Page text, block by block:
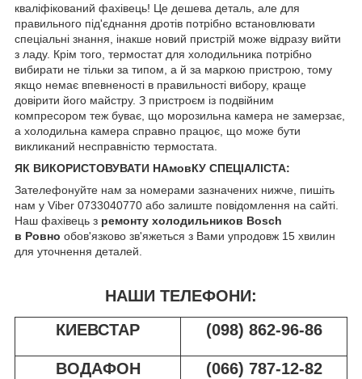
кваліфікований фахівець! Це дешева деталь, але для
правильного під'єднання дротів потрібно встановлювати
спеціальні знання, інакше новий пристрій може відразу вийти
з ладу. Крім того, термостат для холодильника потрібно
вибирати не тільки за типом, а й за маркою пристрою, тому
якщо немає впевненості в правильності вибору, краще
довірити його майстру. З пристроєм із подвійним
компресором теж буває, що морозильна камера не замерзає,
а холодильна камера справно працює, що може бути
викликаний несправністю термостата.
ЯК ВИКОРИСТОВУВАТИ НАмовКУ СПЕЦІАЛІСТА:
Зателефонуйте нам за номерами зазначених нижче, пишіть
нам у Viber 0733040770 або залиште повідомлення на сайті.
Наш фахівець з ремонту холодильников Bosch
в Ровно обов'язково зв'яжеться з Вами упродовж 15 хвилин
для уточнення деталей.
НАШИ ТЕЛЕФОНИ:
КИЕВСТАР
(098) 862-96-86
ВОДАФОН (066) 787-12-82